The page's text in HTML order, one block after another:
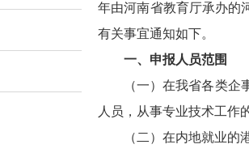
年由河南省教育厅承办的
有关事宜通知如下。
一、申报人员范围
（一）在我省各类
人员，从事专业技术工作
（二）在内地就业